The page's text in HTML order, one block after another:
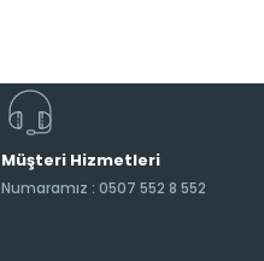
Müşteri Hizmetleri
Numaramız : 0507 552 8 552